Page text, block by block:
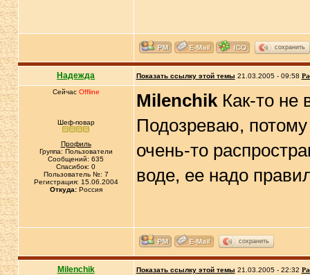
сохранить
Надежда Показать ссылку этой темы 21.03.2005 - 09:58
Сейчас Offline
Шеф-повар
Профиль
Группа: Пользователи
Сообщений: 635
Спасибок: 0
Пользователь №: 7
Регистрация: 15.06.2004
Откуда:Россия
MilenchikКак-то не
Подозреваю,
очень-то
воде, ее надо
сохранить
Milenchik Показать ссылку этой темы 21.03.2005 - 22:32